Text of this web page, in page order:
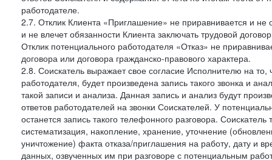
работодателе.
2.7. Отклик Клиента «Приглашение» не приравнивается и
и не влечет обязанности Клиента заключать трудовой
Отклик потенциального работодателя «Отказ» не
договора или договора гражданско-правового характера.
2.8. Соискатель выражает свое согласие Исполнителю на
работодателя, будет произведена запись такого звонка и
такой записи и анализа. Данная запись и анализ будут
ответов работодателей на звонки Соискателей. У
останется запись такого телефонного разговора.
систематизация, накопление, хранение, уточнение
уничтожение) факта отказа/приглашения на работу, дату и
данных, озвученных им при разговоре с потенциальным